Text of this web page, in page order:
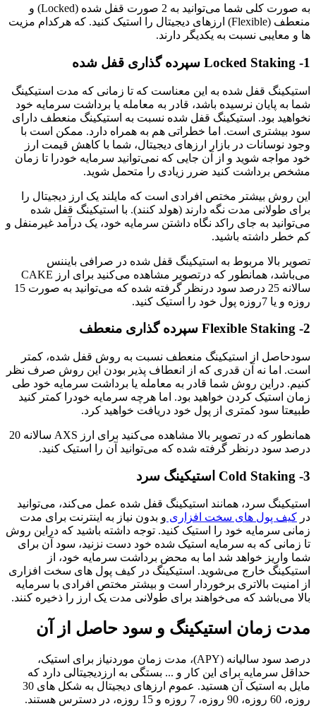
به صورت کلی شما می‎‎‎‎‎‎توانید به 2 صورت قفل شده (Locked) و
منعطف (Flexible) ارزهای دیجیتال را استیک کنید. که هرکدام مزیت
ها و معایبی نسبت به یکدیگر دارند.
1- Locked Staking سپرده گذاری قفل شده
استیکینگ قفل شده به این معناست که تا زمانی که مدت استیکینگ
شما به پایان نرسیده باشد، قادر به معامله یا برداشت سرمایه خود
نخواهید بود. استیکینگ قفل شده نسبت به استیکینگ منعطف دارای
سود بیشتری است. اما خطراتی هم به همراه دارد. ممکن است با
وجود نوسانات در بازار ارزهای دیجیتال، شما با کاهش قیمت ارز
خود مواجه شوید و از آن جایی که نمی‎‎‎‎‎‎توانید سرمایه خودرا تا زمان
مشخص برداشت کنید ضرر زیادی را متحمل شوید.
این روش بیشتر مختص افرادی است که مایلند یک ارز دیجیتال را
برای طولانی مدت نگه دارند (هولد کنند). با استیکینگ قفل شده
می‎‎‎‎‎‎توانید به جای راکد نگاه داشتن سرمایه خود، یک درآمد غیرمنفل و
کم خطر داشته باشید.
تصویر بالا مربوط به استیکینگ قفل شده در صرافی بایننس
می‎‎‎‎‎‎باشد، همانطور که درتصویر مشاهده می‎‎‎‎‎‎کنید برای ارز CAKE
سالانه 25 درصد سود درنظر گرفته شده که می‎‎‎‎‎‎توانید به صورت 15
روزه و یا 7روزه پول خود را استیک کنید.
2- Flexible Staking سپرده گذاری منعطف
سودحاصل از استیکینگ منعطف نسبت به روش قفل شده، کمتر
است. اما نه آن قدری که از انعطاف پذیر بودن این روش صرف نظر
کنیم. دراین روش شما قادر به معامله یا برداشت سرمایه خود طی
زمان استیک کردن خواهید بود. اما هرچه سرمایه خودرا کمتر کنید
طبیعتا سود کمتری از پول خود دریافت خواهید کرد.
همانطور که در تصویر بالا مشاهده می‎‎‎‎‎‎کنید برای ارز AXS سالانه 20
درصد سود درنظر گرفته شده که می‎‎‎‎‎‎توانید آن را استیک کنید.
3- Cold Staking استیکینگ سرد
استیکینگ سرد، همانند استیکینگ قفل شده عمل می‎‎‎‎‎‎کند، می‎‎‎‎‎‎توانید
در کیف پول های سخت افزاری و بدون نیاز به اینترنت برای مدت
زمانی سرمایه خود را استیک کنید. توجه داشته باشید که دراین روش
تا زمانی که به سرمایه استیک شده خود دست نزنید، سود آن برای
شما واریز خواهد شد اما به محض برداشت سرمایه خود، از
استیکینگ خارج می‎‎‎‎‎‎شوید. استیکینگ در کیف پول های سخت افزاری
از امنیت بالاتری برخوردار است و بیشتر مختص افرادی با سرمایه
بالا می‎‎‎‎‎‎باشد که می‎‎‎‎‎‎خواهند برای طولانی مدت یک ارز را ذخیره کنند.
مدت زمان استیکینگ و سود حاصل از آن
درصد سود سالیانه (APY)، مدت زمان موردنیاز برای استیک،
حداقل سرمایه برای این کار و ... بستگی به ارزدیجیتالی دارد که
مایل به استیک آن هستید. عموم ارزهای دیجیتال به شکل های 30
روزه، 60 روزه، 90 روزه، 7 روزه و 15 روزه، در دسترس هستند.